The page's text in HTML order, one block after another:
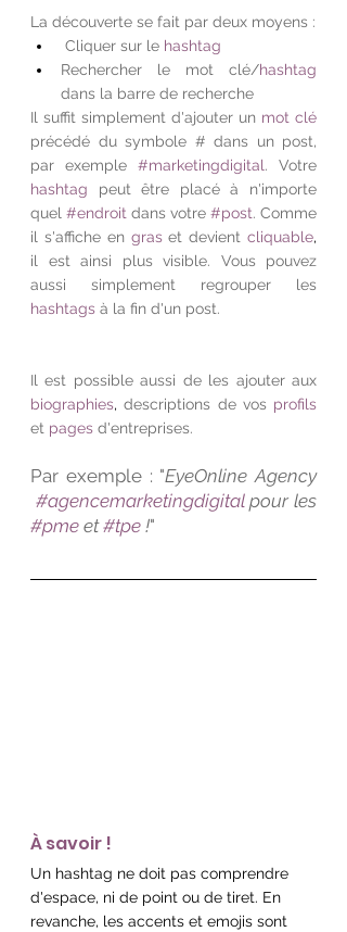
Cliquer sur le hashtag
Rechercher le mot clé/hashtag
dans la barre de recherche
Il suffit simplement d'ajouter un mot clé
précédé du symbole # dans un post,
par exemple #marketingdigital
hashtag peut être placé à n'importe
quel #endroit dans votre #post. Comme
il s'affiche en gras et devient cliquable
il est ainsi plus visible. Vous pouvez
hashtags à la fin d'un post.
biographies, descriptions de vos profils
et pages d'entreprises.
Par exemple : "EyeOnline Agency
#agencemarketingdigital
#pme et #tpe !"
À savoir !
Un hashtag ne doit pas comprendre
d'espace, ni de point ou de tiret. En
revanche, les accents et emojis sont